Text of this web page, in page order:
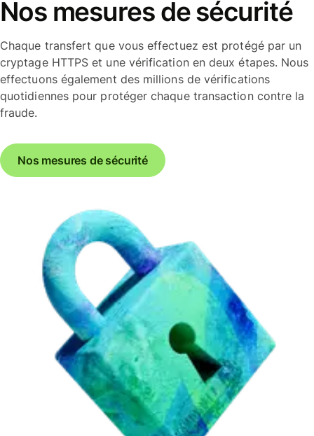
Nos mesures de sécurité
Chaque transfert que vous effectuez est protégé par un
cryptage HTTPS et une vérification en deux étapes. Nous
effectuons également des millions de vérifications
quotidiennes pour protéger chaque transaction contre la
fraude.
Nos mesures de sécurité